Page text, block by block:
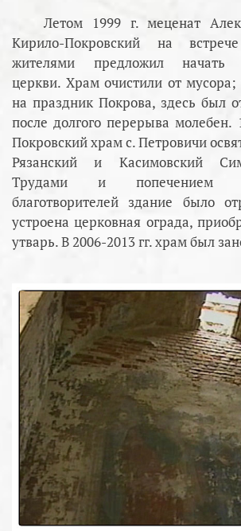
Летом 1999 г. меценат
Кирило-Покровский на
жителями предложил начать
церкви. Храм очистили от
на праздник Покрова, здесь был
после долгого перерыва молебен.
Покровский храм с. Петровичи
Рязанский и Касимовский
Трудами и попечением
благотворителей здание было
устроена церковная ограда,
утварь. В 2006-2013 гг. храм был